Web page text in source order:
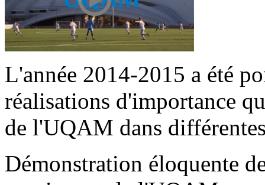
L'année 2014-2015 a été
réalisations d'importance
de l'UQAM dans
Démonstration éloquente